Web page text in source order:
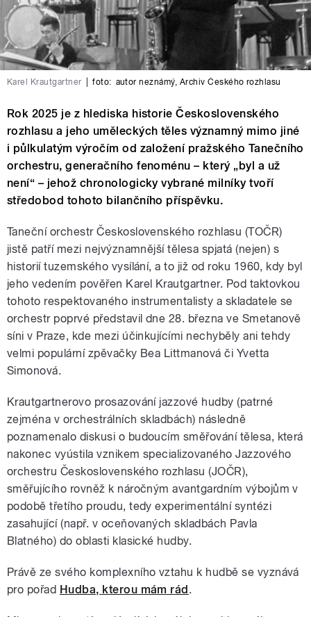
Karel Krautgartner foto: autor neznámý, Archiv Českého rozhlasu
Rok 2025 je z hlediska historie Československého
rozhlasu a jeho uměleckých těles významný mimo jiné
i půlkulatým výročím od založení pražského Tanečního
orchestru, generačního fenoménu – který „byl a už
není“ – jehož chronologicky vybrané milníky tvoří
středobod tohoto bilančního příspěvku.
Taneční orchestr Československého rozhlasu (TOČR)
jistě patří mezi nejvýznamnější tělesa spjatá (nejen) s
historií tuzemského vysílání, a to již od roku 1960, kdy byl
jeho vedením pověřen Karel Krautgartner. Pod taktovkou
tohoto respektovaného instrumentalisty a skladatele se
orchestr poprvé představil dne 28. března ve Smetanově
síni v Praze, kde mezi účinkujícími nechyběly ani tehdy
velmi populární zpěvačky Bea Littmanová či Yvetta
Simonová.
Krautgartnerovo prosazování jazzové hudby (patrné
zejména v orchestrálních skladbách) následně
poznamenalo diskusi o budoucím směřování tělesa, která
nakonec vyústila vznikem specializovaného Jazzového
orchestru Československého rozhlasu (JOČR),
směřujícího rovněž k náročným avantgardním výbojům v
podobě třetího proudu, tedy experimentální syntézi
zasahující (např. v oceňovaných skladbách Pavla
Blatného) do oblasti klasické hudby.
Právě ze svého komplexního vztahu k hudbě se vyznává
pro pořad Hudba, kterou mám rád.